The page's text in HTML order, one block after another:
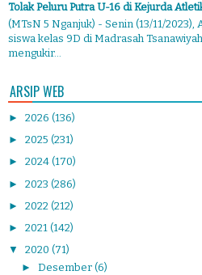
Tolak Peluru Putra U-16 di Kejurda
(MTsN 5 Nganjuk) - Senin (13/11/
siswa kelas 9D di Madrasah
mengukir...
ARSIP WEB
► 2026 (136)
► 2025 (231)
► 2024 (170)
► 2023 (286)
► 2022 (212)
► 2021 (142)
▼ 2020 (71)
► Desember (6)